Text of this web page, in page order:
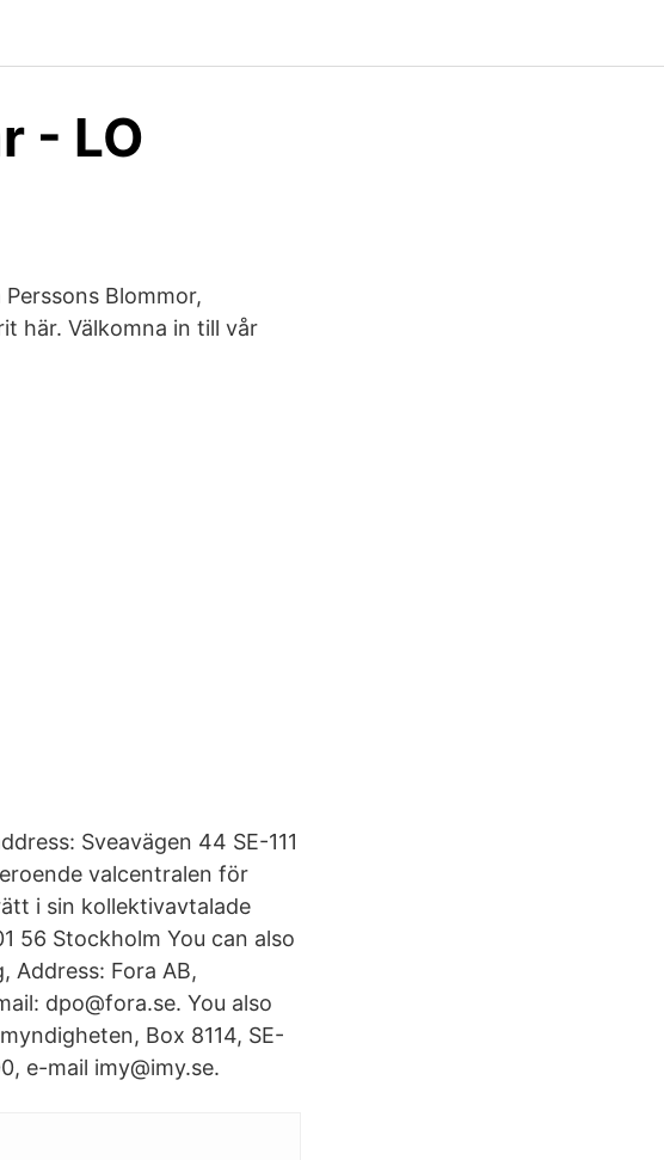
- LO
Blommor,
här. Välkomna in till vår
Sveavägen 44 SE-111
valcentralen för
i sin kollektivavtalade
56 Stockholm You can also
Address: Fora AB,
dpo@fora.se. You also
Box 8114, SE-
e-mail imy@imy.se.